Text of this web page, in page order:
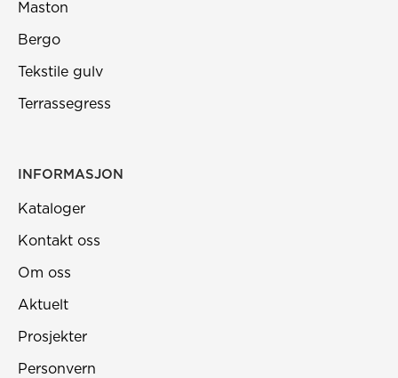
Maston
Bergo
Tekstile gulv
Terrassegress
INFORMASJON
Kataloger
Kontakt oss
Om oss
Aktuelt
Prosjekter
Personvern